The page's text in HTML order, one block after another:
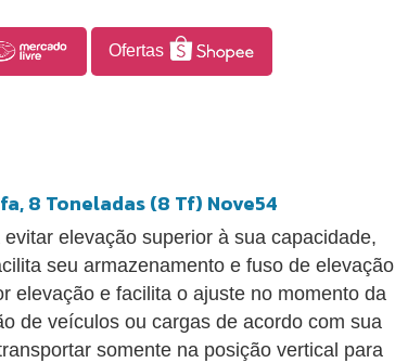
Ofertas
8 Toneladas (8 Tf) Nove54
elevação superior à sua capacidade,
seu armazenamento e fuso de elevação
elevação e facilita o ajuste no momento da
de veículos ou cargas de acordo com sua
somente na posição vertical para